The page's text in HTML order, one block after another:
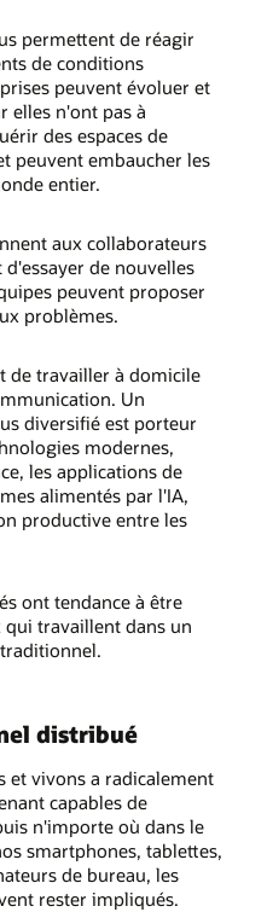
permettent de réagir
de conditions
peuvent évoluer et
elles n'ont pas à
des espaces de
peuvent embaucher les
entier.
aux collaborateurs
de nouvelles
peuvent proposer
problèmes.
de travailler à domicile
Un
diversifié est porteur
modernes,
les applications de
alimentés par l'IA,
productive entre les
ont tendance à être
travaillent dans un
distribué
et vivons a radicalement
capables de
n'importe où dans le
smartphones, tablettes,
de bureau, les
rester impliqués.